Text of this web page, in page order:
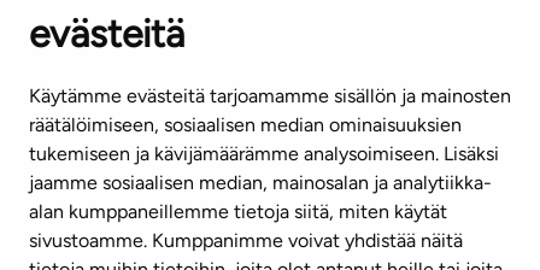
evästeitä
Käytämme evästeitä tarjoamamme sisällön ja mainosten
räätälöimiseen, sosiaalisen median ominaisuuksien
tukemiseen ja kävijämäärämme analysoimiseen. Lisäksi
jaamme sosiaalisen median, mainosalan ja analytiikka-
alan kumppaneillemme tietoja siitä, miten käytät
sivustoamme. Kumppanimme voivat yhdistää näitä
KUNDSERVICE
(vardagar kl. 8–16)
info@ta.fi
Nyhetsbrev (på finska)